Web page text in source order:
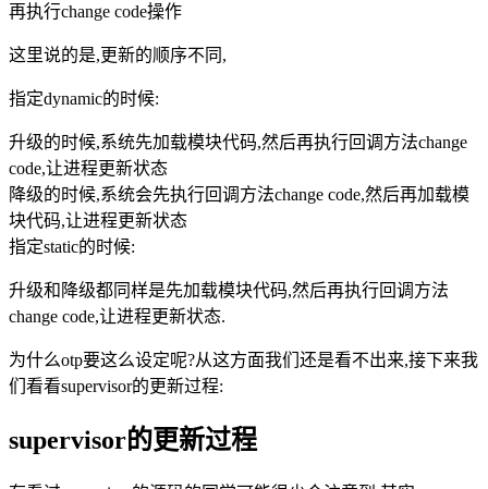
再执行change code操作
这里说的是,更新的顺序不同,
指定dynamic的时候:
升级的时候,系统先加载模块代码,然后再执行回调方法change
code,让进程更新状态
降级的时候,系统会先执行回调方法change code,然后再加载模
块代码,让进程更新状态
指定static的时候:
升级和降级都同样是先加载模块代码,然后再执行回调方法
change code,让进程更新状态.
为什么otp要这么设定呢?从这方面我们还是看不出来,接下来我
们看看supervisor的更新过程:
supervisor的更新过程